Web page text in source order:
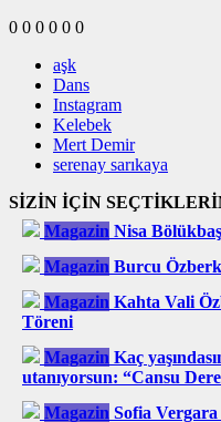
0 0 0 0 0 0
aşk
Dans
Instagram
Kelebek
Mert Demir
serenay sarıkaya
SİZİN İÇİN
Magazin Nisa
Magazin Burcu
Magazin Kahta Vali
Töreni
Magazin Kaç
utanıyorsun: “Cansu
Magazin Sofia Vergara